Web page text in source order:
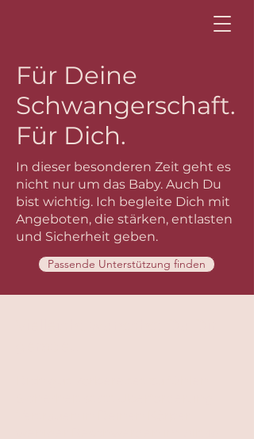
Für Deine
Schwangerschaft.
Für Dich.
In dieser besonderen Zeit geht es
nicht nur um das Baby. Auch Du
bist wichtig. Ich begleite Dich mit
Angeboten, die stärken, entlasten
und Sicherheit geben.
Passende Unterstützung finden